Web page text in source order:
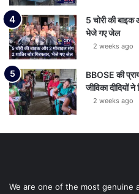
5 चोरी की बाइक
भेजे गए जेल
2 weeks ago
BBOSE की
जीविका दीदियों
2 weeks ago
We are one of the most genuine